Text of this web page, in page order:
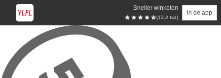
Sneller winkelen
(13.2 tsd)
in de app
Overslaan naar hoofdinhoud